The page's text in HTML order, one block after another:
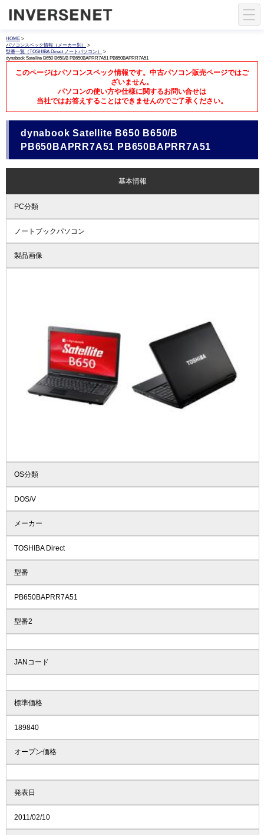
HOME >
パソコンスペック情報（メーカー別）
>
型番一覧（TOSHIBA Direct ノートパソコン）
>
dynabook Satellite B650 B650/B PB650BAPRR7A51 PB650BAPRR7A51
このページはパソコンスペック情報です。中古パソコン販売ページではご
ざいません。
パソコンの使い方や仕様に関するお問い合せは
当社ではお答えすることはできませんのでご了承ください。
dynabook Satellite B650 B650/B
PB650BAPRR7A51 PB650BAPRR7A51
基本情報
PC分類
ノートブックパソコン
製品画像
OS分類
DOS/V
メーカー
TOSHIBA Direct
型番
PB650BAPRR7A51
型番2
JANコード
標準価格
189840
オープン価格
発表日
2011/02/10